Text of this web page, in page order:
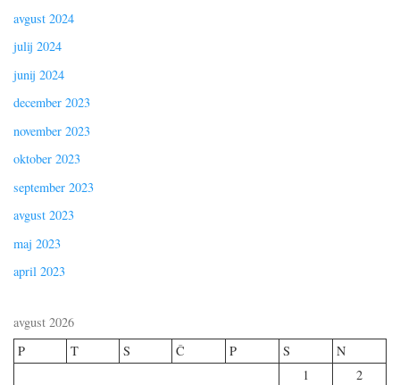
avgust 2024
julij 2024
junij 2024
december 2023
november 2023
oktober 2023
september 2023
avgust 2023
maj 2023
april 2023
avgust 2026
P
T S Č P S
N
1
2